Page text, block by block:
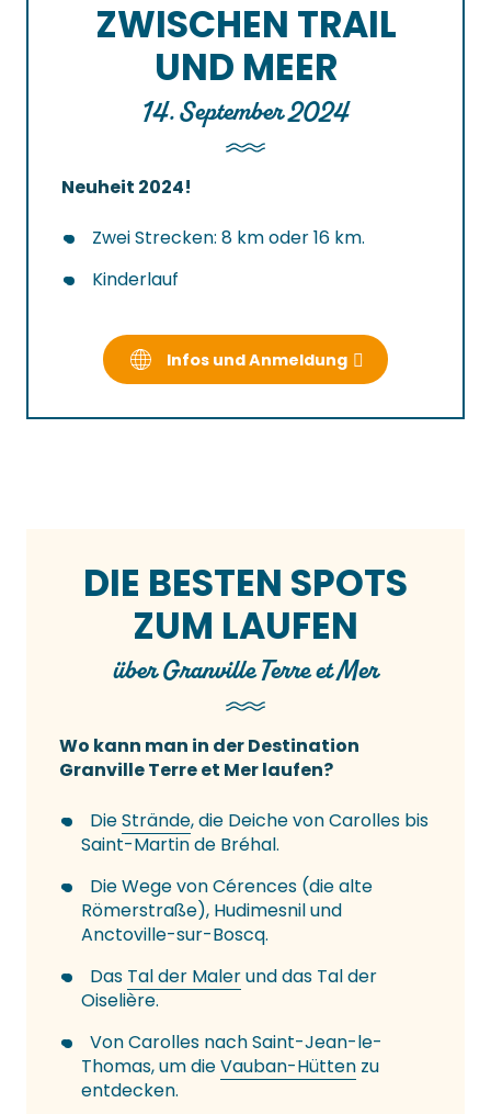
ZWISCHEN TRAIL
UND MEER
14. September 2024
Neuheit 2024!
Zwei Strecken: 8 km oder 16 km.
Kinderlauf
Infos und Anmeldung
DIE BESTEN SPOTS
ZUM LAUFEN
über Granville Terre et Mer
Wo kann man in der Destination
Granville Terre et Mer laufen?
DieStrände, die Deiche von Carolles bis
Saint-Martin de Bréhal.
Die Wege von Cérences (die alte
Römerstraße), Hudimesnil und
Anctoville-sur-Boscq.
Das Tal der Malerund das Tal der
Oiselière.
Von Carolles nach Saint-Jean-le-
Thomas, um dieVauban-Hütten zu
entdecken.